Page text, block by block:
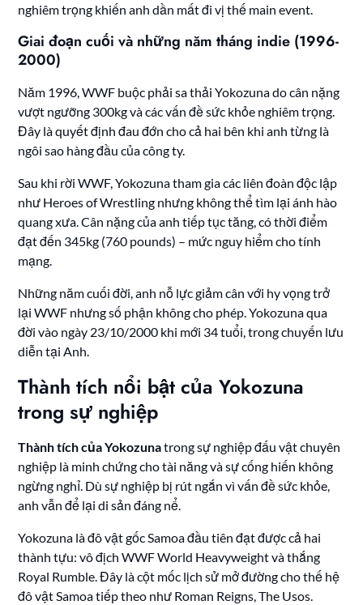
nghiêm trọng khiến anh dần mất đi vị thế main event.
Giai đoạn cuối và những năm tháng indie (1996-
2000)
Năm 1996, WWF buộc phải sa thải Yokozuna do cân nặng
vượt ngưỡng 300kg và các vấn đề sức khỏe nghiêm trọng.
Đây là quyết định đau đớn cho cả hai bên khi anh từng là
ngôi sao hàng đầu của công ty.
Sau khi rời WWF, Yokozuna tham gia các liên đoàn độc lập
như Heroes of Wrestling nhưng không thể tìm lại ánh hào
quang xưa. Cân nặng của anh tiếp tục tăng, có thời điểm
đạt đến 345kg (760 pounds) – mức nguy hiểm cho tính
mạng.
Những năm cuối đời, anh nỗ lực giảm cân với hy vọng trở
lại WWF nhưng số phận không cho phép. Yokozuna qua
đời vào ngày 23/10/2000 khi mới 34 tuổi, trong chuyến lưu
diễn tại Anh.
Thành tích nổi bật của Yokozuna
trong sự nghiệp
Thành tích của Yokozunatrong sự nghiệp đấu vật chuyên
nghiệp là minh chứng cho tài năng và sự cống hiến không
ngừng nghỉ. Dù sự nghiệp bị rút ngắn vì vấn đề sức khỏe,
anh vẫn để lại di sản đáng nể.
Yokozuna là đô vật gốc Samoa đầu tiên đạt được cả hai
thành tựu: vô địch WWF World Heavyweight và thắng
Royal Rumble. Đây là cột mốc lịch sử mở đường cho thế hệ
đô vật Samoa tiếp theo như Roman Reigns, The Usos.